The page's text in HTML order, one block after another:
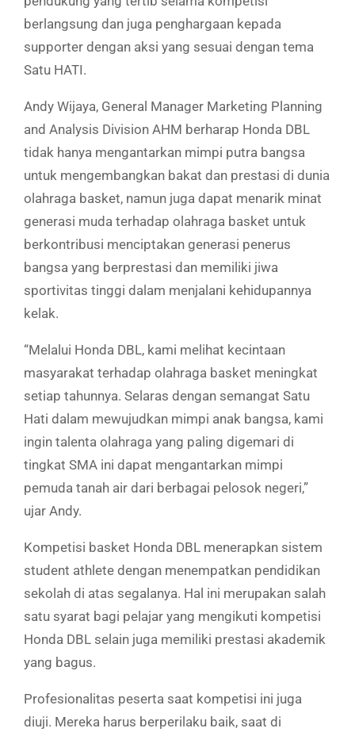
berlangsung dan juga penghargaan kepada
supporter dengan aksi yang sesuai dengan tema
Satu HATI.
Andy Wijaya, General Manager Marketing Planning
and Analysis Division AHM berharap Honda DBL
tidak hanya mengantarkan mimpi putra bangsa
untuk mengembangkan bakat dan prestasi di dunia
olahraga basket, namun juga dapat menarik minat
generasi muda terhadap olahraga basket untuk
berkontribusi menciptakan generasi penerus
bangsa yang berprestasi dan memiliki jiwa
sportivitas tinggi dalam menjalani kehidupannya
kelak.
“Melalui Honda DBL, kami melihat kecintaan
masyarakat terhadap olahraga basket meningkat
setiap tahunnya. Selaras dengan semangat Satu
Hati dalam mewujudkan mimpi anak bangsa, kami
ingin talenta olahraga yang paling digemari di
tingkat SMA ini dapat mengantarkan mimpi
pemuda tanah air dari berbagai pelosok negeri,”
ujar Andy.
Kompetisi basket Honda DBL menerapkan sistem
student athlete dengan menempatkan pendidikan
sekolah di atas segalanya. Hal ini merupakan salah
satu syarat bagi pelajar yang mengikuti kompetisi
Honda DBL selain juga memiliki prestasi akademik
yang bagus.
Profesionalitas peserta saat kompetisi ini juga
diuji. Mereka harus berperilaku baik, saat di